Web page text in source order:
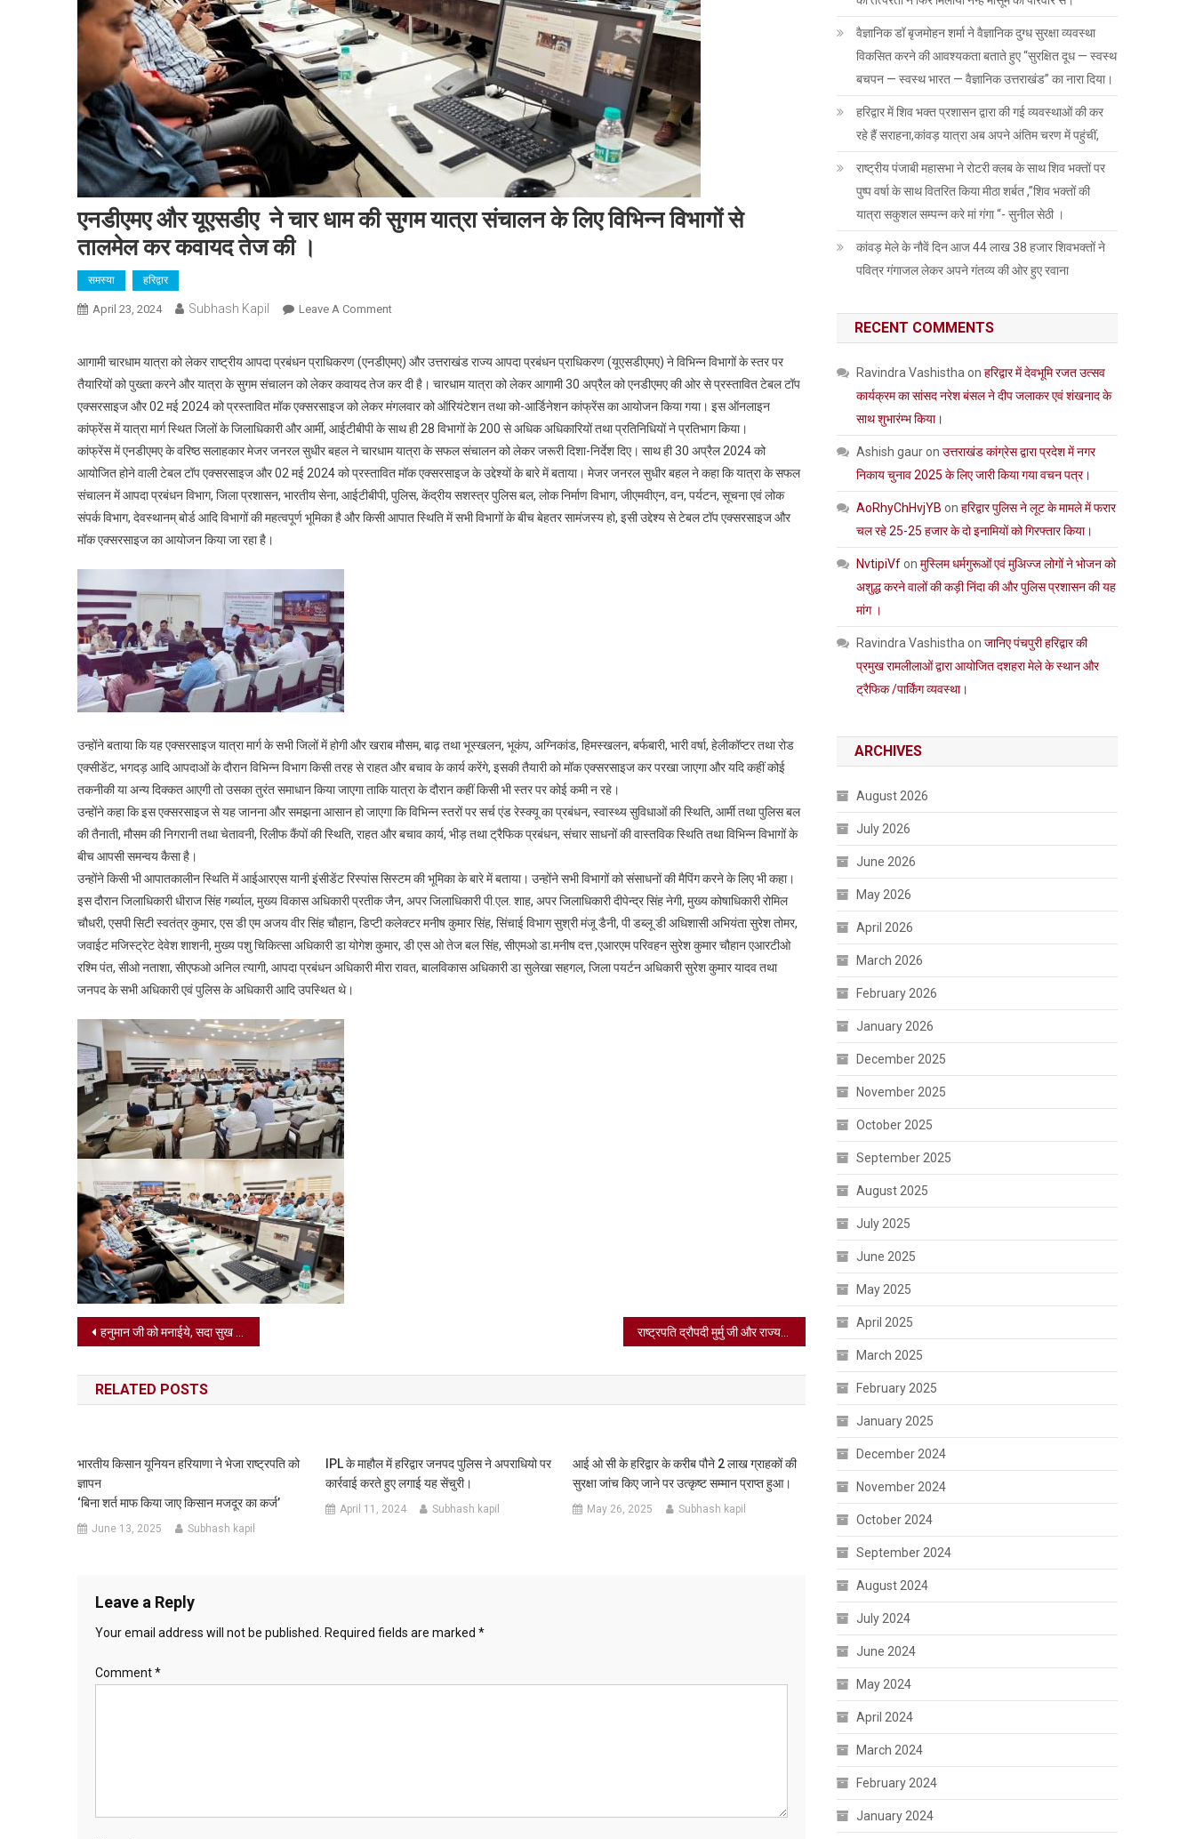
एनडीएमए और यूएसडीए ने चार धाम की सुगम यात्रा संचालन के लिए विभिन्न विभागों से
तालमेल कर कवायद तेज की ।
समस्या हरिद्वार
April 23, 2024 Subhash Kapil Leave A CommentOn
यूएसडीए
ने
चार
धाम
की
सुगम
यात्रा
संचालन
आगामी चारधाम यात्रा को लेकर राष्ट्रीय आपदा प्रबंधन प्राधिकरण (एनडीएमए) और उत्तराखंड राज्य आपदा प्रबंधन प्राधिकरण (यूएसडीएमए) ने विभिन्न विभागों के स्तर पर
तैयारियों को पुख्ता करने और यात्रा के सुगम संचालन को लेकर कवायद तेज कर दी है। चारधाम यात्रा को लेकर आगामी 30 अप्रैल को एनडीएमए की ओर से प्रस्तावित टेबल टॉप
एक्सरसाइज और 02 मई 2024 को प्रस्तावित मॉक एक्सरसाइज को लेकर मंगलवार को ऑरियंटेशन तथा को-आर्डिनेशन कांफ्रेंस का आयोजन किया गया। इस ऑनलाइन
कांफ्रेंस में यात्रा मार्ग स्थित जिलों के जिलाधिकारी और आर्मी, आईटीबीपी के साथ ही 28 विभागों के 200 से अधिक अधिकारियों तथा प्रतिनिधियों ने प्रतिभाग किया।
कांफ्रेंस में एनडीएमए के वरिष्ठ सलाहकार मेजर जनरल सुधीर बहल ने चारधाम यात्रा के सफल संचालन को लेकर जरूरी दिशा-निर्देश दिए। साथ ही 30 अप्रैल 2024 को
आयोजित होने वाली टेबल टॉप एक्सरसाइज और 02 मई 2024 को प्रस्तावित मॉक एक्सरसाइज के उद्देश्यों के बारे में बताया। मेजर जनरल सुधीर बहल ने कहा कि यात्रा के सफल
संचालन में आपदा प्रबंधन विभाग, जिला प्रशासन, भारतीय सेना, आईटीबीपी, पुलिस, केंद्रीय सशस्त्र पुलिस बल, लोक निर्माण विभाग, जीएमवीएन, वन, पर्यटन, सूचना एवं लोक
संपर्क विभाग, देवस्थानम् बोर्ड आदि विभागों की महत्वपूर्ण भूमिका है और किसी आपात स्थिति में सभी विभागों के बीच बेहतर सामंजस्य हो, इसी उद्देश्य से टेबल टॉप एक्सरसाइज और
मॉक एक्सरसाइज का आयोजन किया जा रहा है।
उन्होंने बताया कि यह एक्सरसाइज यात्रा मार्ग के सभी जिलों में होगी और खराब मौसम, बाढ़ तथा भूस्खलन, भूकंप, अग्निकांड, हिमस्खलन, बर्फबारी, भारी वर्षा, हेलीकॉप्टर तथा रोड
एक्सीडेंट, भगदड़ आदि आपदाओं के दौरान विभिन्न विभाग किसी तरह से राहत और बचाव के कार्य करेंगे, इसकी तैयारी को मॉक एक्सरसाइज कर परखा जाएगा और यदि कहीं कोई
तकनीकी या अन्य दिक्कत आएगी तो उसका तुरंत समाधान किया जाएगा ताकि यात्रा के दौरान कहीं किसी भी स्तर पर कोई कमी न रहे।
उन्होंने कहा कि इस एक्सरसाइज से यह जानना और समझना आसान हो जाएगा कि विभिन्न स्तरों पर सर्च एंड रेस्क्यू का प्रबंधन, स्वास्थ्य सुविधाओं की स्थिति, आर्मी तथा पुलिस बल
की तैनाती, मौसम की निगरानी तथा चेतावनी, रिलीफ कैंपों की स्थिति, राहत और बचाव कार्य, भीड़ तथा ट्रैफिक प्रबंधन, संचार साधनों की वास्तविक स्थिति तथा विभिन्न विभागों के
बीच आपसी समन्वय कैसा है।
उन्होंने किसी भी आपातकालीन स्थिति में आईआरएस यानी इंसीडेंट रिस्पांस सिस्टम की भूमिका के बारे में बताया। उन्होंने सभी विभागों को संसाधनों की मैपिंग करने के लिए भी कहा।
इस दौरान जिलाधिकारी धीराज सिंह गर्ब्याल, मुख्य विकास अधिकारी प्रतीक जैन, अपर जिलाधिकारी पी.एल. शाह, अपर जिलाधिकारी दीपेन्द्र सिंह नेगी, मुख्य कोषाधिकारी रोमिल
चौधरी, एसपी सिटी स्वतंत्र कुमार, एस डी एम अजय वीर सिंह चौहान, डिप्टी कलेक्टर मनीष कुमार सिंह, सिंचाई विभाग सुश्री मंजू डैनी, पी डब्लू डी अधिशासी अभियंता सुरेश तोमर,
जवाईट मजिस्ट्रेट देवेश शाशनी, मुख्य पशु चिकित्सा अधिकारी डा योगेश कुमार, डी एस ओ तेज बल सिंह, सीएमओ डा.मनीष दत्त ,एआरएम परिवहन सुरेश कुमार चौहान एआरटीओ
रश्मि पंत, सीओ नताशा, सीएफओ अनिल त्यागी, आपदा प्रबंधन अधिकारी मीरा रावत, बालविकास अधिकारी डा सुलेखा सहगल, जिला पयर्टन अधिकारी सुरेश कुमार यादव तथा
जनपद के सभी अधिकारी एवं पुलिस के अधिकारी आदि उपस्थित थे।
Post
navigation
हनुमान जी को मनाईये, सदा सुख पाइये: डॉ स्वामी संतोषानंद,श्री अवधूत मंडल आश्रम में धूमधाम से मनाया गया हनुमान जन्मोत्सव,
RELATED POSTS
भारतीय किसान यूनियन हरियाणा ने भेजा राष्ट्रपति को
ज्ञापन
‘बिना शर्त माफ किया जाए किसान मजदूर का कर्ज’
June 13, 2025 Subhash kapil
IPL के माहौल में हरिद्वार जनपद पुलिस ने अपराधियो पर
कार्रवाई करते हुए लगाई यह सेंचुरी।
April 11, 2024 Subhash kapil
आई ओ सी के हरिद्वार के करीब पौने 2 लाख ग्राहकों की
सुरक्षा जांच किए जाने पर उत्कृष्ट सम्मान प्राप्त हुआ।
May 26, 2025 Subhash kapil
Leave a Reply
Your email address will not be published. Required fields are marked *
Comment*
वैज्ञानिक डॉ बृजमोहन शर्मा ने वैज्ञानिक दुग्ध सुरक्षा व्यवस्था
विकसित करने की आवश्यकता बताते हुए “सुरक्षित दूध — स्वस्थ
बचपन — स्वस्थ भारत — वैज्ञानिक उत्तराखंड” का नारा दिया।
हरिद्वार में शिव भक्त प्रशासन द्वारा की गई व्यवस्थाओं की कर
रहे हैं सराहना,कांवड़ यात्रा अब अपने अंतिम चरण में पहुंचीं,
राष्ट्रीय पंजाबी महासभा ने रोटरी क्लब के साथ शिव भक्तों पर
पुष्प वर्षा के साथ वितरित किया मीठा शर्बत ,”शिव भक्तों की
यात्रा सकुशल सम्पन्न करे मां गंगा “- सुनील सेठी ।
कांवड़ मेले के नौवें दिन आज 44 लाख 38 हजार शिवभक्तों ने
पवित्र गंगाजल लेकर अपने गंतव्य की ओर हुए रवाना
RECENT COMMENTS
Ravindra Vashistha onहरिद्वार में देवभूमि रजत उत्सव
कार्यक्रम का सांसद नरेश बंसल ने दीप जलाकर एवं शंखनाद के
साथ शुभारंम्भ किया।
Ashish gauronउत्तराखंड कांग्रेस द्वारा प्रदेश में नगर
निकाय चुनाव 2025 के लिए जारी किया गया वचन पत्र।
AoRhyChHvjYB onहरिद्वार पुलिस ने लूट के मामले में फरार
चल रहे 25-25 हजार के दो इनामियों को गिरफ्तार किया।
NvtipiVfonमुस्लिम धर्मगुरूओं एवं मुअिज्ज लोगों ने भोजन को
अशुद्ध करने वालों की कड़ी निंदा की और पुलिस प्रशासन की यह
मांग ।
Ravindra Vashistha onजानिए पंचपुरी हरिद्वार की
प्रमुख रामलीलाओं द्वारा आयोजित दशहरा मेले के स्थान और
ट्रैफिक /पार्किंग व्यवस्था।
ARCHIVES
August 2026
July 2026
June 2026
May 2026
April 2026
March 2026
February 2026
January 2026
December 2025
November 2025
October 2025
September 2025
August 2025
July 2025
June 2025
May 2025
April 2025
March 2025
February 2025
January 2025
December 2024
November 2024
October 2024
September 2024
August 2024
July 2024
June 2024
May 2024
April 2024
March 2024
February 2024
January 2024